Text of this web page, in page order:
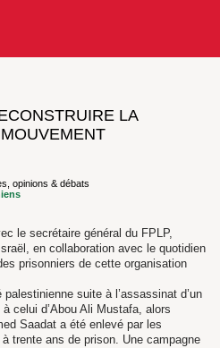
LA
opinions & débats
le secrétaire général du FPLP,
en collaboration avec le quotidien
prisonniers de cette organisation
palestinienne suite à l’assassinat d’un
celui d’Abou Ali Mustafa, alors
Saadat a été enlevé par les
trente ans de prison. Une campagne